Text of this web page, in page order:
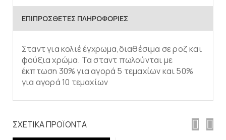
ΕΠΙΠΡΌΣΘΕΤΕΣ ΠΛΗΡΟΦΟΡΊΕΣ
Σταντ για κολιέ έγχρωμα,διαθέσιμα σε ροζ και
φούξια χρώμα. Τα σταντ πωλούνται με
έκπτωση 30% για αγορά 5 τεμαχίων και 50%
για αγορά 10 τεμαχίων
ΣΧΕΤΙΚΆ ΠΡΟΪΌΝΤΑ